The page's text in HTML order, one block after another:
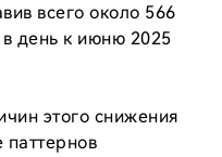
всего около 566
день к июню 2025
этого снижения